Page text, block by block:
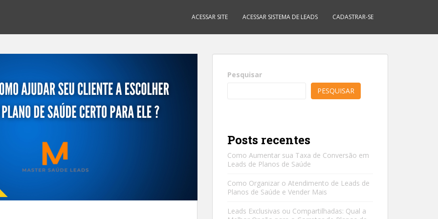
ACESSAR SITE ACESSAR SISTEMA DE LEADS CADASTRAR-SE
Pesquisar
PESQUISAR
Posts recentes
Como Aumentar sua Taxa de Conversão em
Leads de Planos de Saúde
Como Organizar o Atendimento de Leads de
Planos de Saúde e Vender Mais
Leads Exclusivas ou Compartilhadas: Qual a